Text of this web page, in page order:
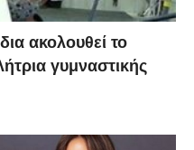
ακολουθεί το
γυμναστικής